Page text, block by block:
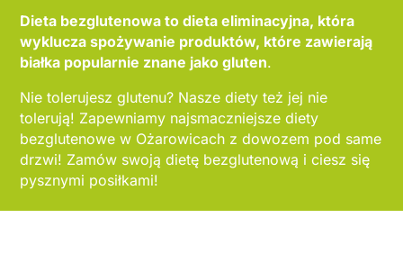
Dieta bezglutenowa to dieta eliminacyjna, która
wyklucza spożywanie produktów, które zawierają
białka popularnie znane jako gluten.
Nie tolerujesz glutenu? Nasze diety też jej nie
tolerują! Zapewniamy najsmaczniejsze diety
bezglutenowe w Ożarowicach z dowozem pod same
drzwi! Zamów swoją dietę bezglutenową i ciesz się
pysznymi posiłkami!